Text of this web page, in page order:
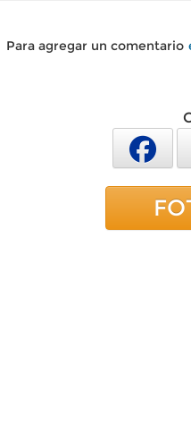
Para agregar un comentario